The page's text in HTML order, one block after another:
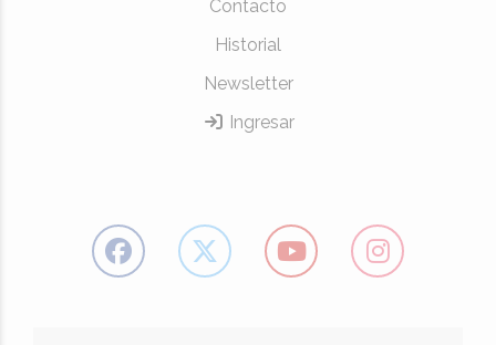
Contacto
Historial
Newsletter
Ingresar